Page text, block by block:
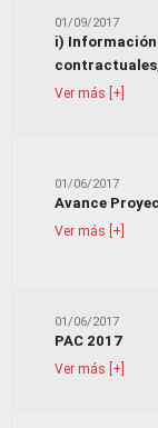
01/09/2017
i)
Ver más [+]
01/06/2017
Avance
Ver más [+]
01/06/2017
PAC 2017
Ver más [+]